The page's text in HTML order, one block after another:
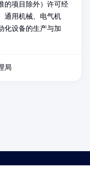
的项目除外）许可经
通用机械、电气机
化设备的生产与加
局